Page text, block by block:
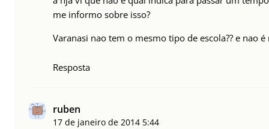
me informo sobre isso?
Varanasi nao tem o mesmo tipo de escola?? e nao é
Resposta
ruben
17 de janeiro de 2014 5:44